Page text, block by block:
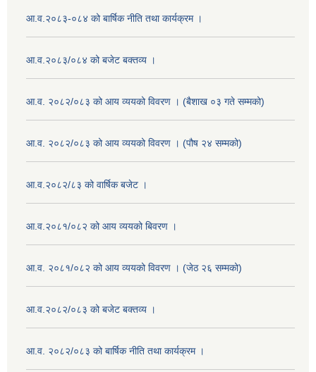
आ.व.२०८३-०८४ को बार्षिक नीति तथा कार्यक्रम ।
आ.व.२०८३/०८४ को बजेट बक्तव्य ।
आ.व. २०८२/०८३ को आय व्ययको विवरण । (बैशाख ०३ गते सम्मको)
आ.व. २०८२/०८३ को आय व्ययको विवरण । (पौष २४ सम्मको)
आ.व.२०८२/८३ को वार्षिक बजेट ।
आ.व.२०८१/०८२ को आय व्ययको बिवरण ।
आ.व. २०८१/०८२ को आय व्ययको विवरण । (जेठ २६ सम्मको)
आ.व.२०८२/०८३ को बजेट बक्तव्य ।
आ.व. २०८२/०८३ को बार्षिक नीति तथा कार्यक्रम ।